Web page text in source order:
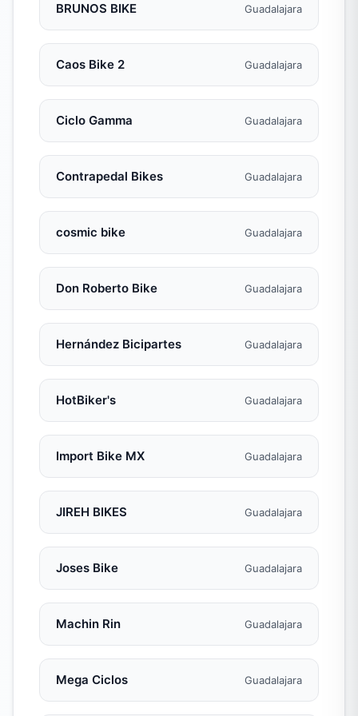
BRUNOS BIKE Guadalajara
Caos Bike 2 Guadalajara
Ciclo Gamma Guadalajara
Contrapedal Bikes Guadalajara
cosmic bike Guadalajara
Don Roberto Bike Guadalajara
Hernández Bicipartes Guadalajara
HotBiker's Guadalajara
Import Bike MX Guadalajara
JIREH BIKES Guadalajara
Joses Bike Guadalajara
Machin Rin Guadalajara
Mega Ciclos Guadalajara